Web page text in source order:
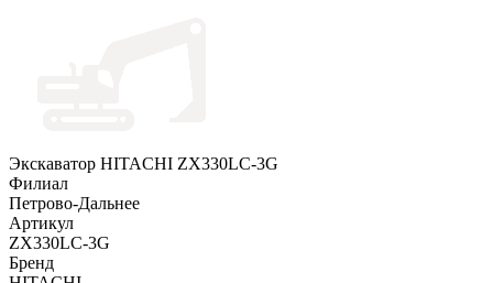
Экскаватор HITACHI ZX330LC-3G
Филиал
Петрово-Дальнее
Артикул
ZX330LC-3G
Бренд